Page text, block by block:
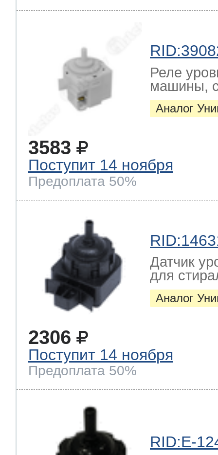
Реле
машины,
Аналог
3583
Поступит 14 ноября
Предоплата 50%
Датчик
для
Аналог
2306
Поступит 14 ноября
Предоплата 50%
RID:E-